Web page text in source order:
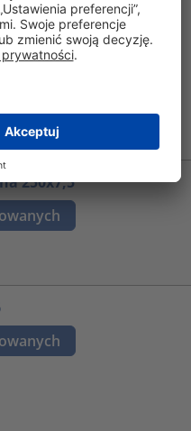
250x7,5